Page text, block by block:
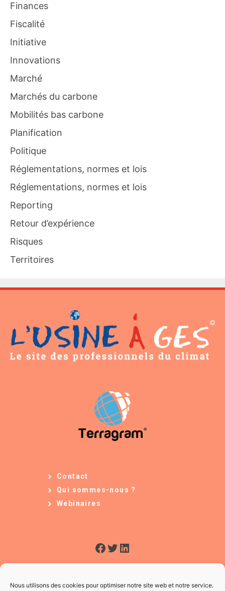
Nous utilisons des cookies pour optimiser notre site web et notre service.
Finances
Fiscalité
Initiative
Innovations
Marché
Marchés du carbone
Mobilités bas carbone
Planification
Politique
Réglementations, normes et lois
Réglementations, normes et lois
Reporting
Retour d’expérience
Risques
Territoires
Contact
Qui sommes-nous ?
Webinaires
Facebook
Twitter
LinkedIn